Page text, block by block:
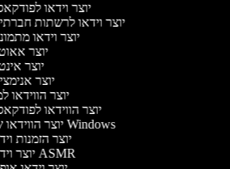
יוצר וידאו
יוצר וידאו לרשתות
יוצר וידאו
יוצר
יוצר
יוצר
יוצר הווידאו
יוצר הווידאו
יוצר הווידאו של Windows
יוצר הזמנות
יוצר וידאו ASMR